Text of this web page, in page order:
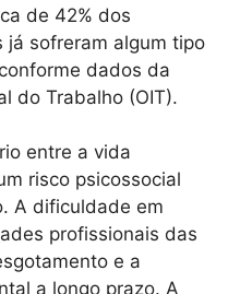
de 42% dos
sofreram algum tipo
dados da
do Trabalho (OIT).
entre a vida
risco psicossocial
A dificuldade em
profissionais das
e a
a longo prazo. A